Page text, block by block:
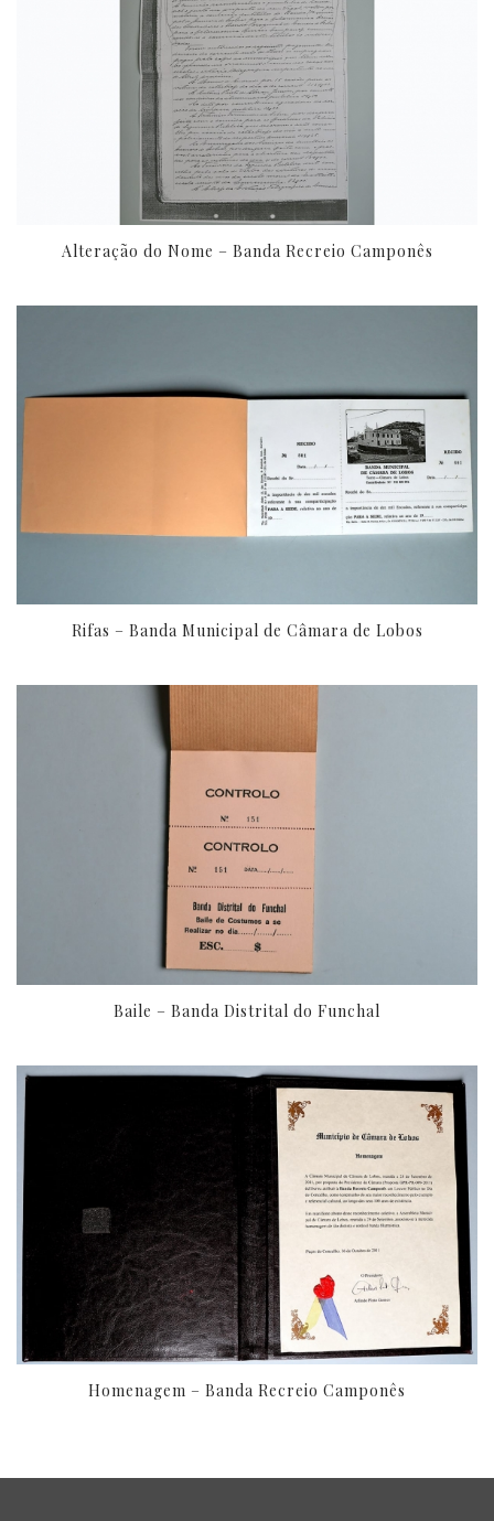
Alteração do Nome – Banda Recreio Camponês
Rifas – Banda Municipal de Câmara de Lobos
Baile – Banda Distrital do Funchal
Homenagem – Banda Recreio Camponês